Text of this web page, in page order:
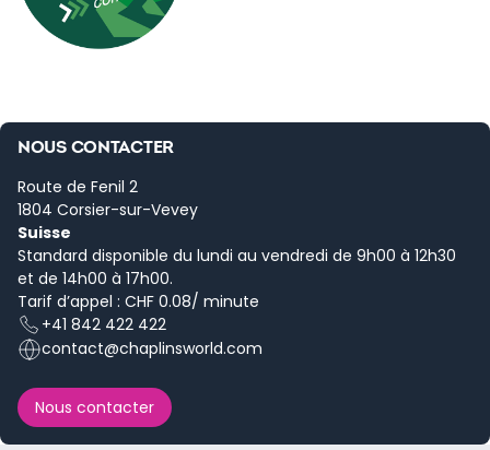
NOUS CONTACTER
Route de Fenil 2
1804 Corsier-sur-Vevey
Suisse
Standard disponible du lundi au vendredi de 9h00 à 12h30
et de 14h00 à 17h00.
Tarif d’appel : CHF 0.08/ minute
+41 842 422 422
contact@chaplinsworld.com
Nous contacter